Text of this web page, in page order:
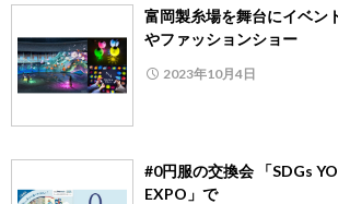
富岡製糸場を舞台にイベ
やファッションショー
2023年10月4日
#0円服の交換会 「SDGs
EXPO」で